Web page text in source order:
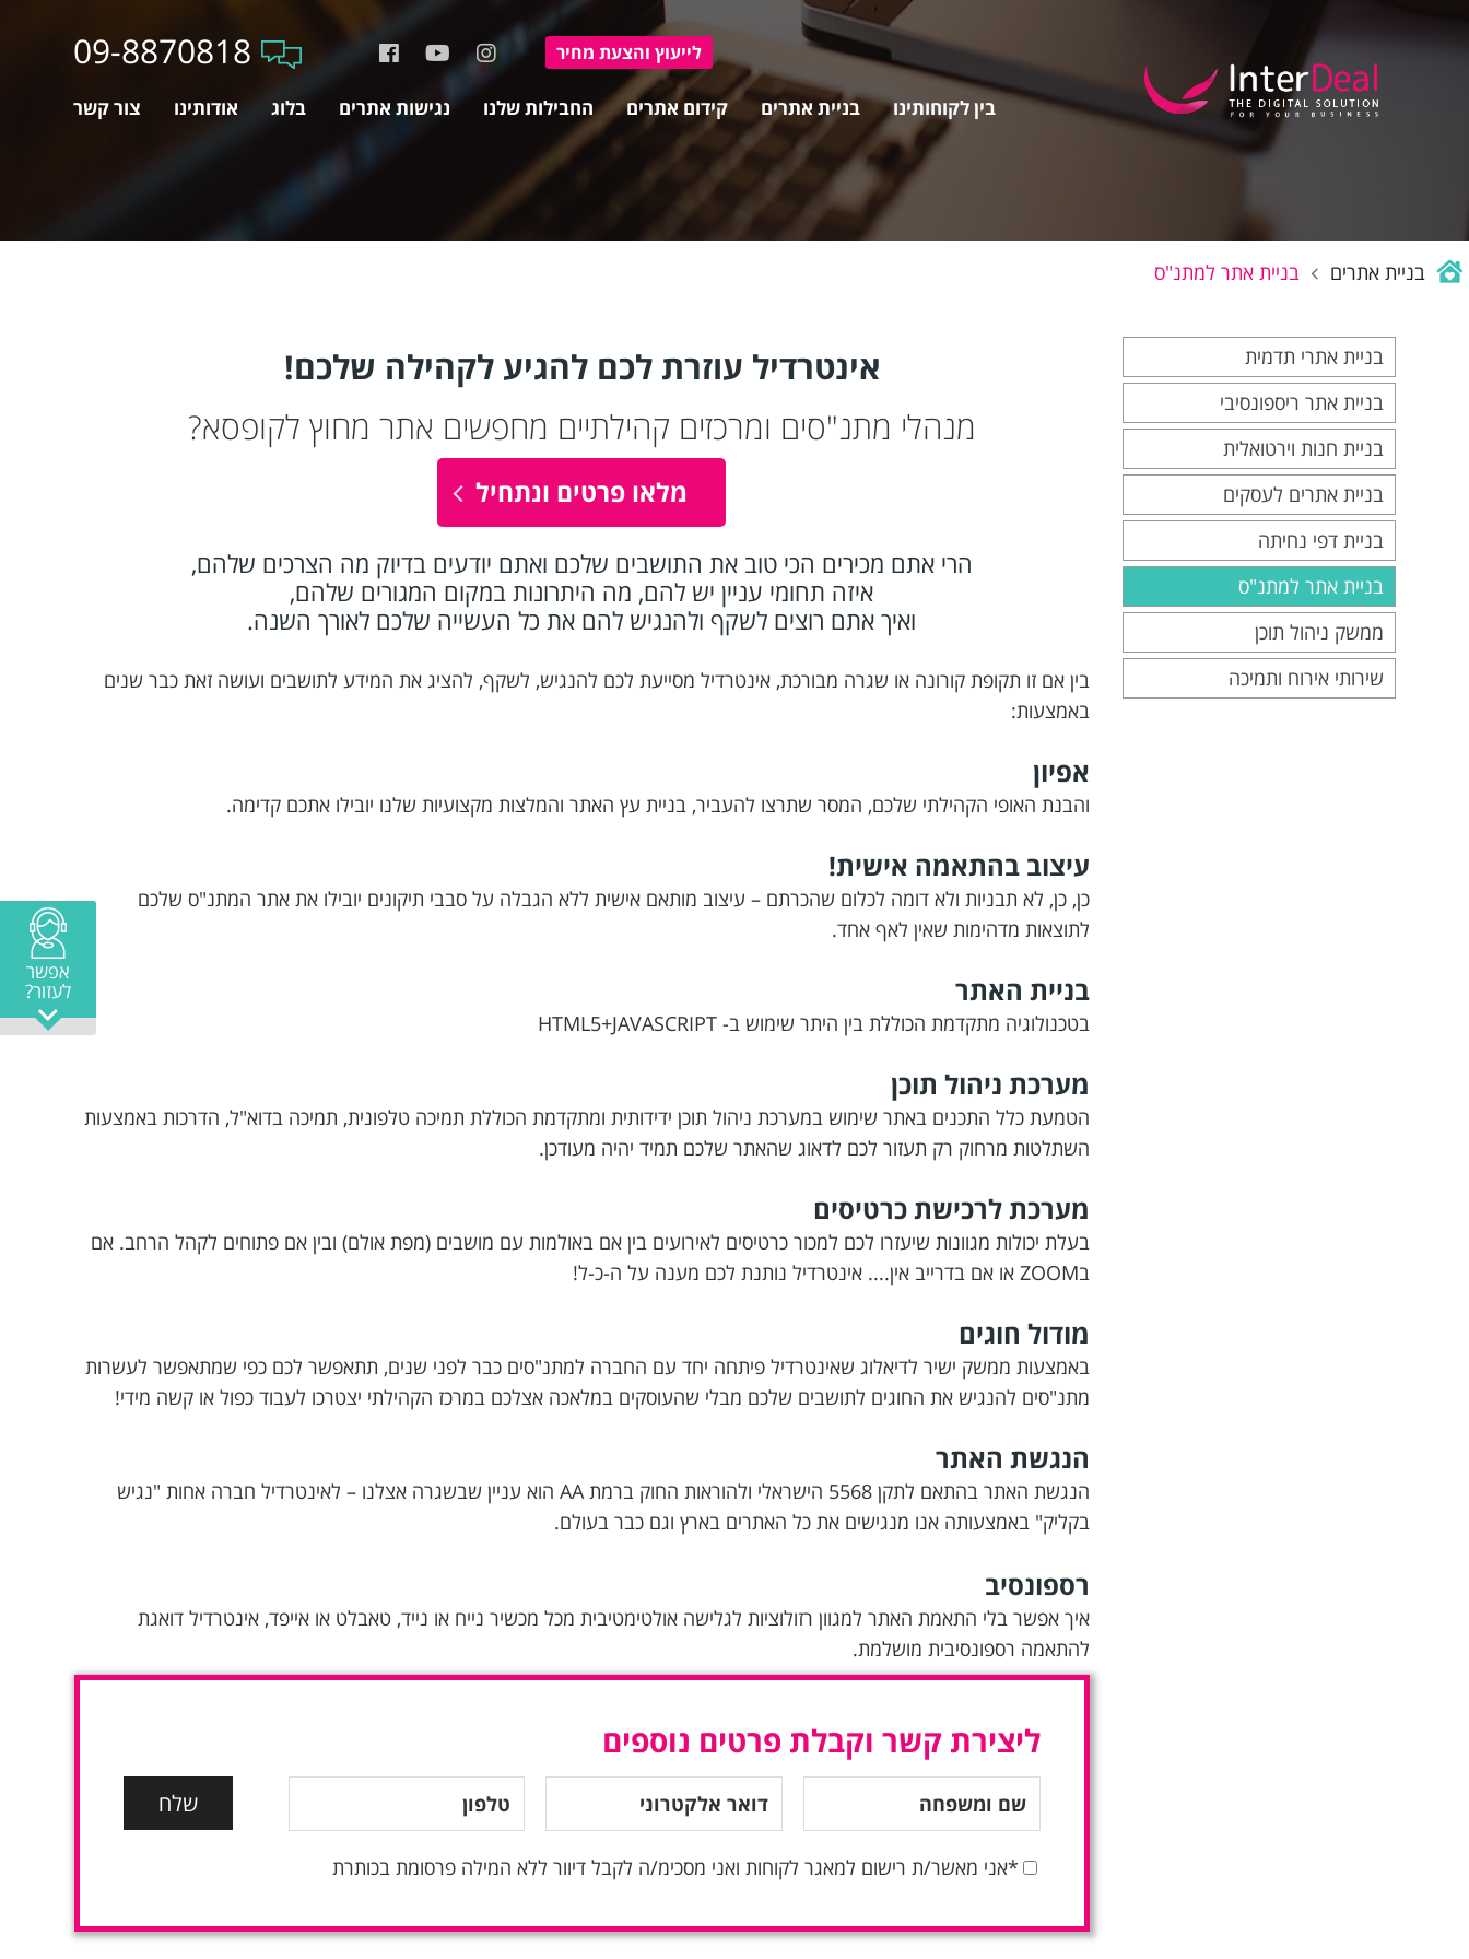
09-8870818 לייעוץ והצעת מחיר
בין לקוחותינו בניית אתרים קידום אתרים החבילות שלנו נגישות אתרים בלוג אודותינו צור קשר
אפשר
לעזור?
בניית אתרים בניית אתר למתנ"ס
בניית אתרי תדמית
בניית אתר ריספונסיבי
בניית חנות וירטואלית
בניית אתרים לעסקים
בניית דפי נחיתה
בניית אתר למתנ"ס
ממשק ניהול תוכן
שירותי אירוח ותמיכה
אינטרדיל עוזרת לכם להגיע לקהילה שלכם!
מנהלי מתנ"סים ומרכזים קהילתיים מחפשים אתר מחוץ לקופסא?
מלאו פרטים ונתחיל
הרי אתם מכירים הכי טוב את התושבים שלכם ואתם יודעים בדיוק מה הצרכים שלהם,
איזה תחומי עניין יש להם, מה היתרונות במקום המגורים שלהם,
ואיך אתם רוצים לשקף ולהנגיש להם את כל העשייה שלכם לאורך השנה.
בין אם זו תקופת קורונה או שגרה מבורכת, אינטרדיל מסייעת לכם להנגיש, לשקף, להציג את המידע לתושבים ועושה זאת כבר שנים
באמצעות:
אפיון
והבנת האופי הקהילתי שלכם, המסר שתרצו להעביר, בניית עץ האתר והמלצות מקצועיות שלנו יובילו אתכם קדימה.
עיצוב בהתאמה אישית!
כן, כן, לא תבניות ולא דומה לכלום שהכרתם – עיצוב מותאם אישית ללא הגבלה על סבבי תיקונים יובילו את אתר המתנ"ס שלכם
לתוצאות מדהימות שאין לאף אחד.
בניית האתר
בטכנולוגיה מתקדמת הכוללת בין היתר שימוש ב- HTML5+JAVASCRIPT
מערכת ניהול תוכן
הטמעת כלל התכנים באתר שימוש במערכת ניהול תוכן ידידותית ומתקדמת הכוללת תמיכה טלפונית, תמיכה בדוא"ל, הדרכות באמצעות
השתלטות מרחוק רק תעזור לכם לדאוג שהאתר שלכם תמיד יהיה מעודכן.
מערכת לרכישת כרטיסים
בעלת יכולות מגוונות שיעזרו לכם למכור כרטיסים לאירועים בין אם באולמות עם מושבים (מפת אולם) ובין אם פתוחים לקהל הרחב. אם
בZOOM או אם בדרייב אין.... אינטרדיל נותנת לכם מענה על ה-כ-ל!
מודול חוגים
באמצעות ממשק ישיר לדיאלוג שאינטרדיל פיתחה יחד עם החברה למתנ"סים כבר לפני שנים, תתאפשר לכם כפי שמתאפשר לעשרות
מתנ"סים להנגיש את החוגים לתושבים שלכם מבלי שהעוסקים במלאכה אצלכם במרכז הקהילתי יצטרכו לעבוד כפול או קשה מידי!
הנגשת האתר
הנגשת האתר בהתאם לתקן 5568 הישראלי ולהוראות החוק ברמת AA הוא עניין שבשגרה אצלנו – לאינטרדיל חברה אחות "נגיש
בקליק" באמצעותה אנו מנגישים את כל האתרים בארץ וגם כבר בעולם.
רספונסיב
איך אפשר בלי התאמת האתר למגוון רזולוציות לגלישה אולטימטיבית מכל מכשיר נייח או נייד, טאבלט או אייפד, אינטרדיל דואגת
להתאמה רספונסיבית מושלמת.
ליצירת קשר וקבלת פרטים נוספים
*אני מאשר/ת רישום למאגר לקוחות ואני מסכימ/ה לקבל דיוור ללא המילה פרסומת בכותרת